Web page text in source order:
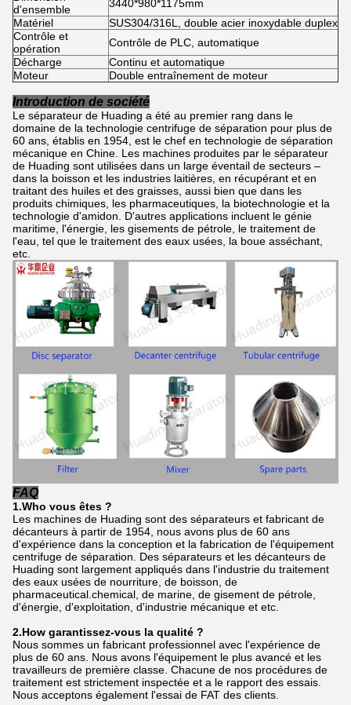
d'ensemble
3440*980*1175mm
Matériel
SUS304/316L, double acier inoxydable duplex
Contrôle et
opération
Contrôle de PLC, automatique
Décharge
Continu et automatique
Moteur
Double entraînement de moteur
Introduction de société
Le séparateur de Huading a été au premier rang dans le
domaine de la technologie centrifuge de séparation pour plus de
60 ans, établis en 1954, est le chef en technologie de séparation
mécanique en Chine. Les machines produites par le séparateur
de Huading sont utilisées dans un large éventail de secteurs –
dans la boisson et les industries laitières, en récupérant et en
traitant des huiles et des graisses, aussi bien que dans les
produits chimiques, les pharmaceutiques, la biotechnologie et la
technologie d'amidon. D'autres applications incluent le génie
maritime, l'énergie, les gisements de pétrole, le traitement de
l'eau, tel que le traitement des eaux usées, la boue asséchant,
etc.
FAQ
1.Who vous êtes ?
Les machines de Huading sont des séparateurs et fabricant de
décanteurs à partir de 1954, nous avons plus de 60 ans
d'expérience dans la conception et la fabrication de l'équipement
centrifuge de séparation. Des séparateurs et les décanteurs de
Huading sont largement appliqués dans l'industrie du traitement
des eaux usées de nourriture, de boisson, de
pharmaceutical.chemical, de marine, de gisement de pétrole,
d'énergie, d'exploitation, d'industrie mécanique et etc.
2.How garantissez-vous la qualité ?
Nous sommes un fabricant professionnel avec l'expérience de
plus de 60 ans. Nous avons l'équipement le plus avancé et les
travailleurs de première classe. Chacune de nos procédures de
traitement est strictement inspectée et a le rapport des essais.
Nous acceptons également l'essai de FAT des clients.